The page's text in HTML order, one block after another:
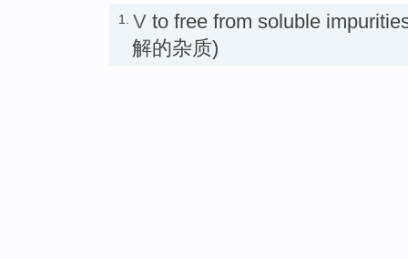
1. V to free from soluble
解的杂质)